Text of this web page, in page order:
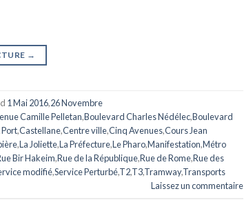
→
1 Mai 2016,26 Novembre
Camille Pelletan,Boulevard Charles Nédélec,Boulevard
,Castellane,Centre ville,Cinq Avenues,Cours Jean
,La Joliette,La Préfecture,Le Pharo,Manifestation,Métro
Bir Hakeim,Rue de la République,Rue de Rome,Rue des
modifié,Service Perturbé,T2,T3,Tramway,Transports
Laissez un commentaire